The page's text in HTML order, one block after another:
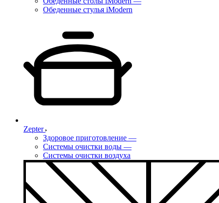
Обеденные стулья iModern
Zepter
Здоровое приготовление —
Системы очистки воды —
Системы очистки воздуха